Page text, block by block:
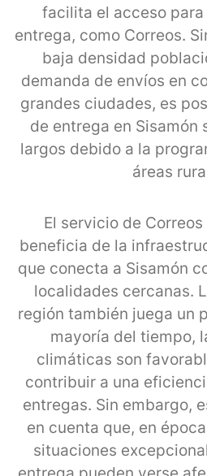
facilita el acceso
entrega, como Correos.
baja densidad
demanda de envíos en
grandes ciudades, es
de entrega en Sisamón
largos debido a la
áreas
El servicio de
beneficia de la
que conecta a Sisamón
localidades cercanas.
región también juega un
mayoría del tiempo,
climáticas son
contribuir a una
entregas. Sin embargo,
en cuenta que, en
situaciones